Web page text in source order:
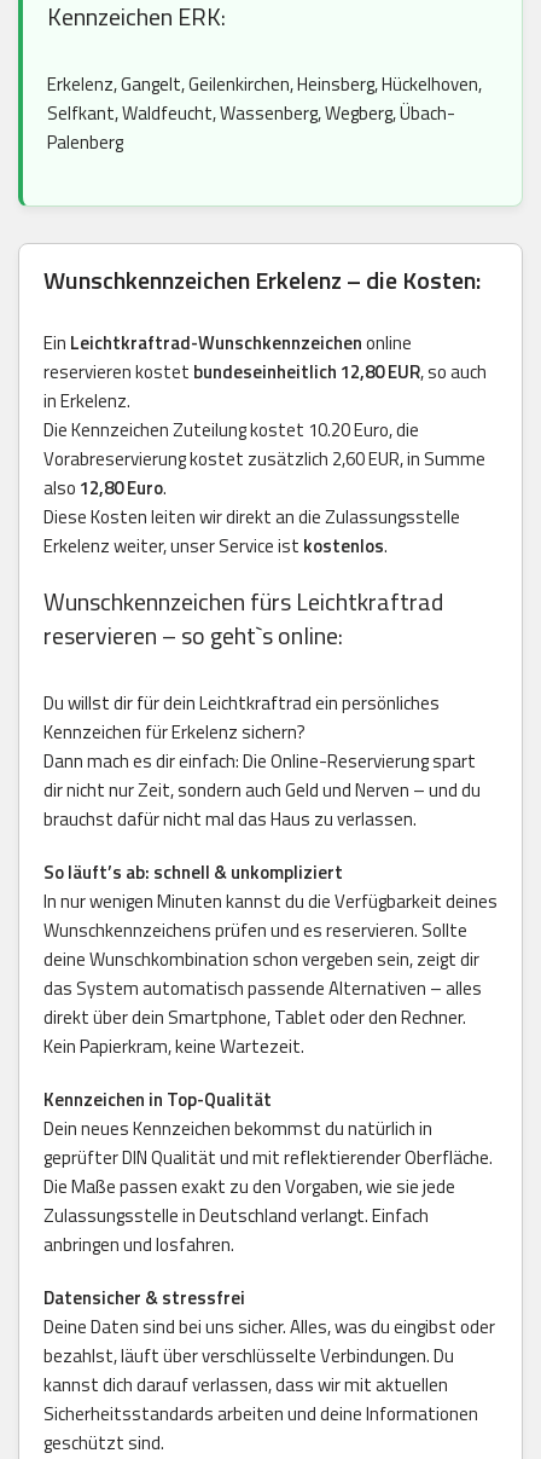
Kennzeichen ERK:
Erkelenz, Gangelt, Geilenkirchen, Heinsberg, Hückelhoven,
Selfkant, Waldfeucht, Wassenberg, Wegberg, Übach-
Palenberg
Wunschkennzeichen Erkelenz – die Kosten:
Ein Leichtkraftrad-Wunschkennzeichenonline
reservieren kostet bundeseinheitlich 12,80 EUR, so auch
in Erkelenz.
Die Kennzeichen Zuteilung kostet 10.20 Euro, die
Vorabreservierung kostet zusätzlich 2,60 EUR, in Summe
also 12,80 Euro.
Diese Kosten leiten wir direkt an die Zulassungsstelle
Erkelenz weiter, unser Service ist kostenlos.
Wunschkennzeichen fürs Leichtkraftrad
reservieren – so geht`s online:
Du willst dir für dein Leichtkraftrad ein persönliches
Kennzeichen für Erkelenz sichern?
Dann mach es dir einfach: Die Online-Reservierung spart
dir nicht nur Zeit, sondern auch Geld und Nerven – und du
brauchst dafür nicht mal das Haus zu verlassen.
So läuft’s ab: schnell & unkompliziert
In nur wenigen Minuten kannst du die Verfügbarkeit deines
Wunschkennzeichens prüfen und es reservieren. Sollte
deine Wunschkombination schon vergeben sein, zeigt dir
das System automatisch passende Alternativen – alles
direkt über dein Smartphone, Tablet oder den Rechner.
Kein Papierkram, keine Wartezeit.
Kennzeichen in Top-Qualität
Dein neues Kennzeichen bekommst du natürlich in
geprüfter DIN Qualität und mit reflektierender Oberfläche.
Die Maße passen exakt zu den Vorgaben, wie sie jede
Zulassungsstelle in Deutschland verlangt. Einfach
anbringen und losfahren.
Datensicher & stressfrei
Deine Daten sind bei uns sicher. Alles, was du eingibst oder
bezahlst, läuft über verschlüsselte Verbindungen. Du
kannst dich darauf verlassen, dass wir mit aktuellen
Sicherheitsstandards arbeiten und deine Informationen
geschützt sind.